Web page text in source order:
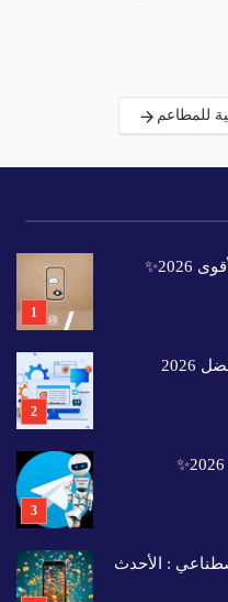
: الأحدث